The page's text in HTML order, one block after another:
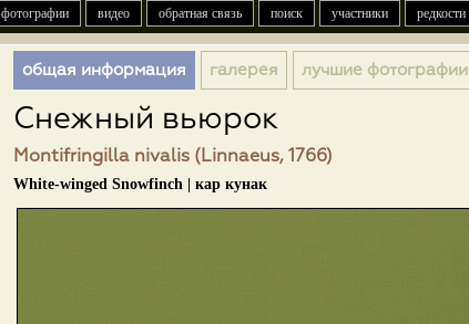
фотографии видео обратная связь поиск участники редкости
общая информация галерея лучшие фотографии
Снежный вьюрок
Montifringilla nivalis (Linnaeus, 1766)
White-winged Snowfinch | кар кунак